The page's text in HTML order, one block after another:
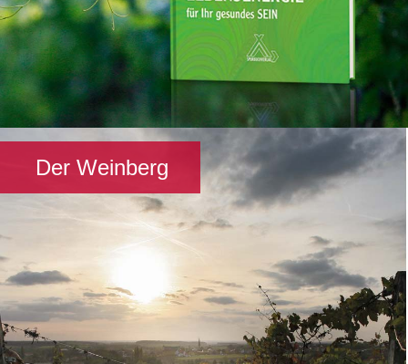
Der Weinberg